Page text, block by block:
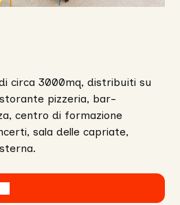
circa 3000mq, distribuiti su
pizzeria, bar-
centro di formazione
sala delle capriate,